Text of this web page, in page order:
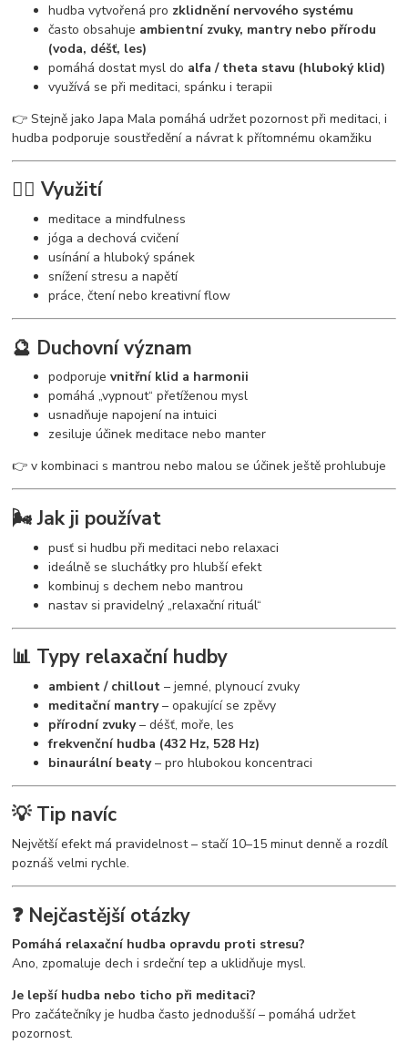
hudba vytvořená pro zklidnění nervového systému
často obsahuje ambientní zvuky, mantry nebo přírodu
(voda, déšť, les)
pomáhá dostat mysl do alfa / theta stavu (hluboký klid)
využívá se při meditaci, spánku i terapii
👉 Stejně jako Japa Mala pomáhá udržet pozornost při meditaci, i
hudba podporuje soustředění a návrat k přítomnému okamžiku
🧘‍♀️ Využití
meditace a mindfulness
jóga a dechová cvičení
usínání a hluboký spánek
snížení stresu a napětí
práce, čtení nebo kreativní flow
🔮 Duchovní význam
podporujevnitřní klid a harmonii
pomáhá „vypnout“ přetíženou mysl
usnadňuje napojení na intuici
zesiluje účinek meditace nebo manter
👉 v kombinaci s mantrou nebo malou se účinek ještě prohlubuje
🌬️ Jak ji používat
pusť si hudbu při meditaci nebo relaxaci
ideálně se sluchátky pro hlubší efekt
kombinuj s dechem nebo mantrou
nastav si pravidelný „relaxační rituál“
📊 Typy relaxační hudby
ambient / chillout – jemné, plynoucí zvuky
meditační mantry– opakující se zpěvy
přírodní zvuky– déšť, moře, les
frekvenční hudba (432 Hz, 528 Hz)
binaurální beaty– pro hlubokou koncentraci
💡 Tip navíc
Největší efekt má pravidelnost – stačí 10–15 minut denně a rozdíl
poznáš velmi rychle.
❓ Nejčastější otázky
Pomáhá relaxační hudba opravdu proti stresu?
Ano, zpomaluje dech i srdeční tep a uklidňuje mysl.
Je lepší hudba nebo ticho při meditaci?
Pro začátečníky je hudba často jednodušší – pomáhá udržet
pozornost.